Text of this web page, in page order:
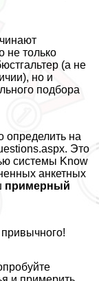
не только
(а не
но и
подбора
определить на
Это
системы Know
анкетных
примерный